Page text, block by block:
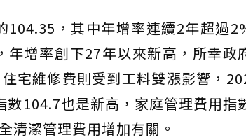
，其中年增率連續2年超過
增率創下27年以來新高，所幸政
宅維修費則受到工料雙漲影響，
104.7也是新高，家庭管理費用指
清潔管理費用增加有關。